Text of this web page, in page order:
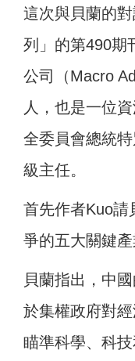
這次與貝蘭的
列」的第490期
公司（Macro
人，也是一位
全委員會總統
級主任。
首先作者Kuo請
爭的五大關鍵產
貝蘭指出，中
於集權政府對
瞄準科學、科